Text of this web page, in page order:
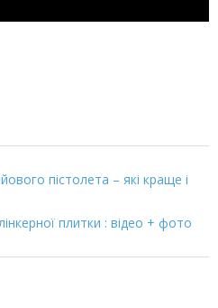
пістолета – які краще і
плитки : відео + фото